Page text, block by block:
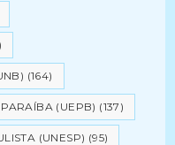
(164)
(UEPB) (137)
(UNESP) (95)